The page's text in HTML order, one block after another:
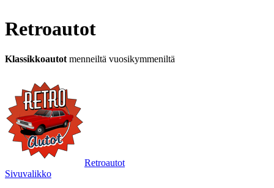
Retroautot
Klassikkoautot menneiltä vuosikymmeniltä
Retroautot
Sivuvalikko